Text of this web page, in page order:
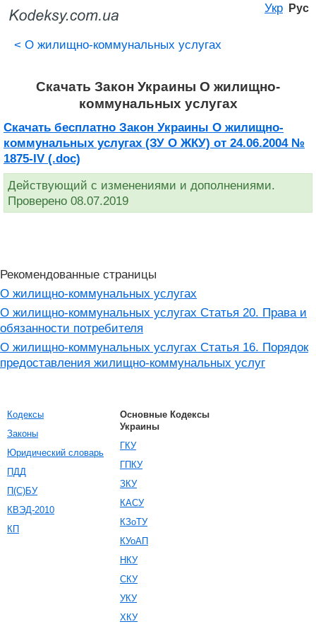
Укр Рус
< О жилищно-коммунальных услугах
Скачать Закон Украины О жилищно-
коммунальных услугах
Скачать бесплатно Закон Украины О жилищно-
коммунальных услугах (ЗУ О ЖКУ) от 24.06.2004 №
1875-IV (.doc)
Действующий с изменениями и дополнениями.
Проверено 08.07.2019
Рекомендованные страницы
О жилищно-коммунальных услугах
О жилищно-коммунальных услугах Статья 20. Права и
обязанности потребителя
О жилищно-коммунальных услугах Статья 16. Порядок
предоставления жилищно-коммунальных услуг
Кодексы
Законы
Юридический словарь
ПДД
П(С)БУ
КВЭД-2010
КП
Основные Кодексы
Украины
ГКУ
ГПКУ
ЗКУ
КАСУ
КЗоТУ
КУоАП
НКУ
СКУ
УКУ
ХКУ